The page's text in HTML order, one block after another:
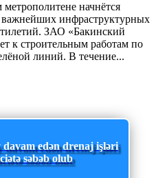
начнётся
важнейших инфраструктурных
ЗАО «Бакинский
к строительным работам по
линий. В течение...
edən drenaj işləri
səbəb olub